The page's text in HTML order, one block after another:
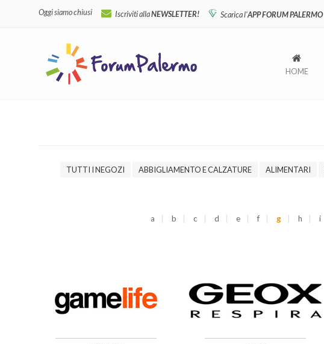
Oggi siamo chiusi Iscriviti allaNEWSLETTER! Scarica l'APP FORUM PALERMO
HOME
TUTTI I NEGOZI ABBIGLIAMENTO E CALZATURE ALIMENTARI
a b c d e f g h i